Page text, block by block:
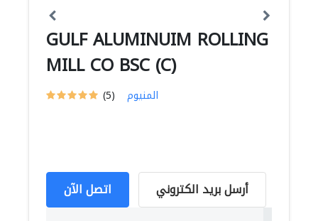
GULF ALUMINUIM ROLLING
MILL CO BSC (C)
(5) المنيوم
اتصل الآن أرسل بريد الكتروني